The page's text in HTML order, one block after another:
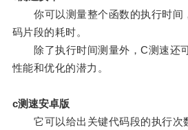
你可以测量整个函数的执行时间
码片段的耗时。
除了执行时间测量外，C测速还
性能和优化的潜力。
c测速安卓版
它可以给出关键代码段的执行次